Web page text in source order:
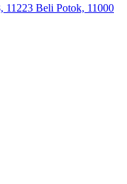
11223 Beli Potok, 11000